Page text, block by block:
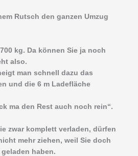
Rutsch den ganzen Umzug
kg. Da können Sie ja noch
also.
man schnell dazu das
und die 6 m Ladefläche
ma den Rest auch noch rein“.
zwar komplett verladen, dürfen
mehr ziehen, weil Sie doch
haben.